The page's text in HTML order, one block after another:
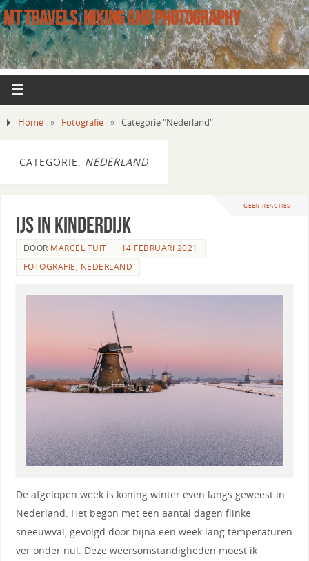
MT TRAVELS, HIKING AND PHOTOGRAPHY
Home » Fotografie » Categorie "Nederland"
CATEGORIE: NEDERLAND
GEEN REACTIES
IJs in Kinderdijk
DOOR MARCEL TUIT
14 FEBRUARI 2021
FOTOGRAFIE, NEDERLAND
De afgelopen week is koning winter even langs geweest in
Nederland. Het begon met een aantal dagen flinke
sneeuwval, gevolgd door bijna een week lang temperaturen
ver onder nul. Deze weersomstandigheden moest ik